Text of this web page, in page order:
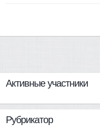
Активные участники
Рубрикатор